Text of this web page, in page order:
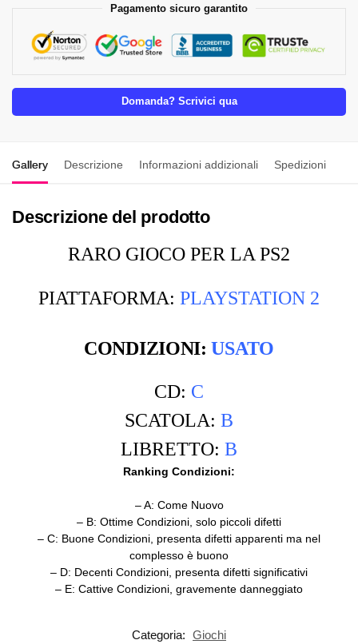
Pagamento sicuro garantito
Domanda? Scrivici qua
Gallery Descrizione Informazioni addizionali Spedizioni
Descrizione del prodotto
RARO GIOCO PER LA PS2
PIATTAFORMA: PLAYSTATION 2
CONDIZIONI:USATO
CD: C
SCATOLA: B
LIBRETTO: B
Ranking Condizioni:
– A: Come Nuovo
– B: Ottime Condizioni, solo piccoli difetti
– C: Buone Condizioni, presenta difetti apparenti ma nel
complesso è buono
– D: Decenti Condizioni, presenta difetti significativi
– E: Cattive Condizioni, gravemente danneggiato
Categoria: Giochi